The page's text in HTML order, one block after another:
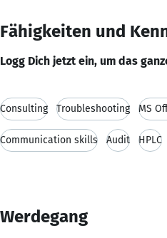
Fähigkeiten und
Logg Dich jetzt ein, um das
Consulting Troubleshooting MS
Communication skills Audit HPLC
Werdegang